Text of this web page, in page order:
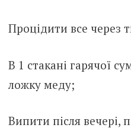
Процідити все через
В 1 стакані гарячої
ложку меду;
Випити після вечері,